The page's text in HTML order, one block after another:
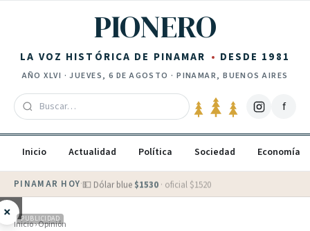
PIONERO
LA VOZ HISTÓRICA DE PINAMAR DESDE 1981
AÑOXLVI ·JUEVES, 6 DE AGOSTO · PINAMAR, BUENOS AIRES
f
Inicio Actualidad Política Sociedad Economía
PINAMAR HOY·💵 Dólar blue $1530 · oficial $1520
× PUBLICIDAD
Inicio›Opinión